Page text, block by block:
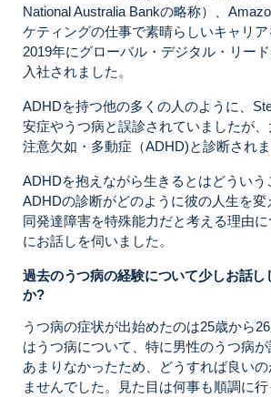
National Australia Bankの略称）、
ケティングの仕事で素晴らしいキャリア
2019年にグローバル・デジタル・リー
入社されました。
ADHDを持つ他の多くの人のように、
安症やうつ病と誤診されていましたが
注意欠如・多動症（ADHD)と診断されま
ADHDを抱えながら生きるとはどういう
ADHDの診断がどのように彼の人生を変
同発達障害を特殊能力だと考える理由
にお話しを伺いました。
過去のうつ病の経験について少しお話し
か?
うつ病の症状が出始めたのは25歳から
はうつ病について、特に男性のうつ病
あまりなかったため、どうすれば良い
ませんでした。見た目は何事も順調に